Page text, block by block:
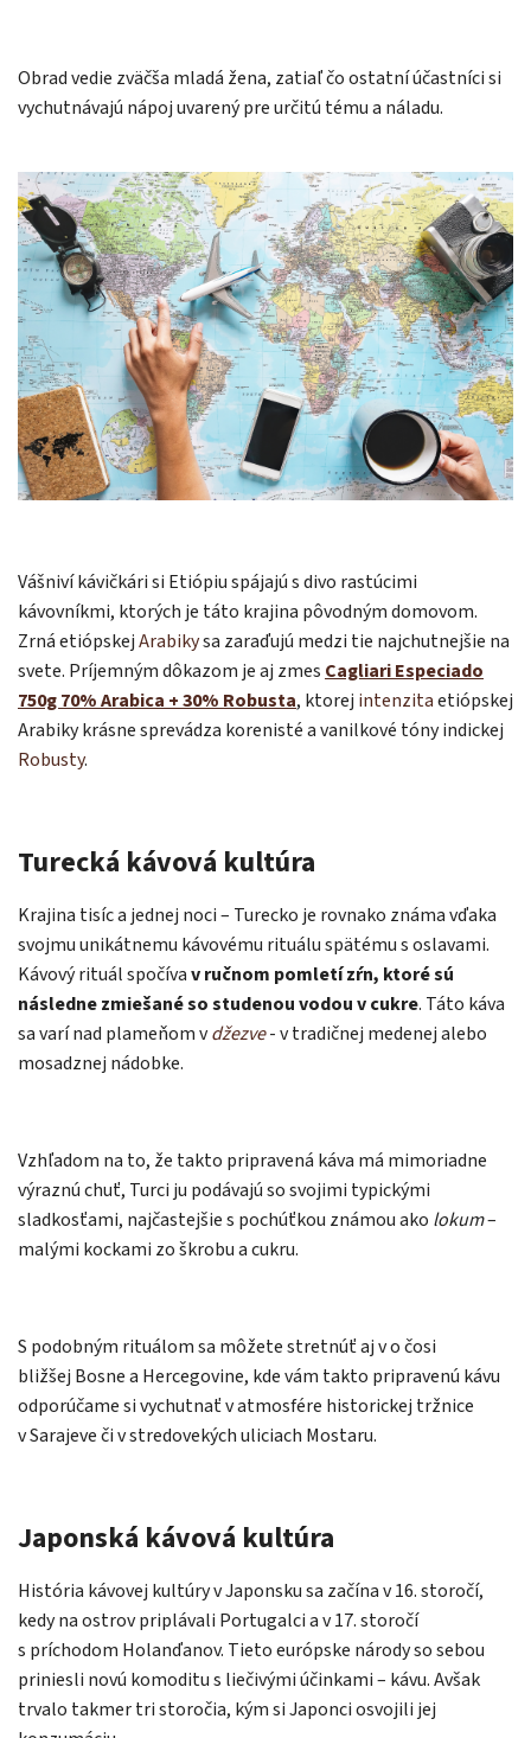
Obrad vedie zväčša mladá žena, zatiaľ čo ostatní účastníci si
vychutnávajú nápoj uvarený pre určitú tému a náladu.
Vášniví kávičkári si Etiópiu spájajú s divo rastúcimi
kávovníkmi, ktorých je táto krajina pôvodným domovom.
Zrná etiópskejArabikysa zaraďujú medzi tie najchutnejšie na
svete. Príjemným dôkazom je aj zmes Cagliari Especiado
750g 70% Arabica + 30% Robusta, ktorej intenzitaetiópskej
Arabiky krásne sprevádza korenisté a vanilkové tóny indickej
Robusty.
Turecká kávová kultúra
Krajina tisíc a jednej noci – Turecko je rovnako známa vďaka
svojmu unikátnemu kávovému rituálu spätému s oslavami.
Kávový rituál spočívav ručnom pomletí zŕn, ktoré sú
následne zmiešané so studenou vodou v cukre. Táto káva
sa varí nad plameňom vdžezve- v tradičnej medenej alebo
mosadznej nádobke.
Vzhľadom na to, že takto pripravená káva má mimoriadne
výraznú chuť, Turci ju podávajú so svojimi typickými
sladkosťami, najčastejšie s pochúťkou známou ako lokum–
malými kockami zo škrobu a cukru.
S podobným rituálom sa môžete stretnúť aj v o čosi
bližšej Bosne a Hercegovine, kde vám takto pripravenú kávu
odporúčame si vychutnať v atmosfére historickej tržnice
v Sarajeve či v stredovekých uliciach Mostaru.
Japonská kávová kultúra
História kávovej kultúry v Japonsku sa začína v 16. storočí,
kedy na ostrov priplávali Portugalci a v 17. storočí
s príchodom Holanďanov. Tieto európske národy so sebou
priniesli novú komoditu s liečivými účinkami – kávu. Avšak
trvalo takmer tri storočia, kým si Japonci osvojili jej